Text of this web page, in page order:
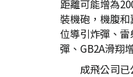
距離可能增為
裝機砲，機腹
位導引炸彈、
彈、GB2A滑翔
成飛公司